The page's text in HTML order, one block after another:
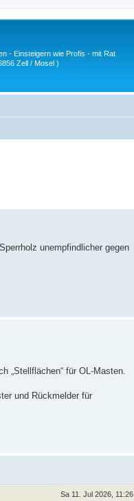
- Einsteigern wie Profis - mit Rat
Zell / Mosel )
unempfindlicher gegen
„Stellflächen“ für OL-Masten.
und Rückmelder für
Sa 11. Jul 2026, 11:26